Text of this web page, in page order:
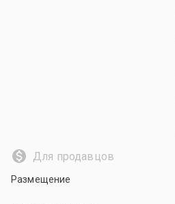
Для продавцов
Размещение